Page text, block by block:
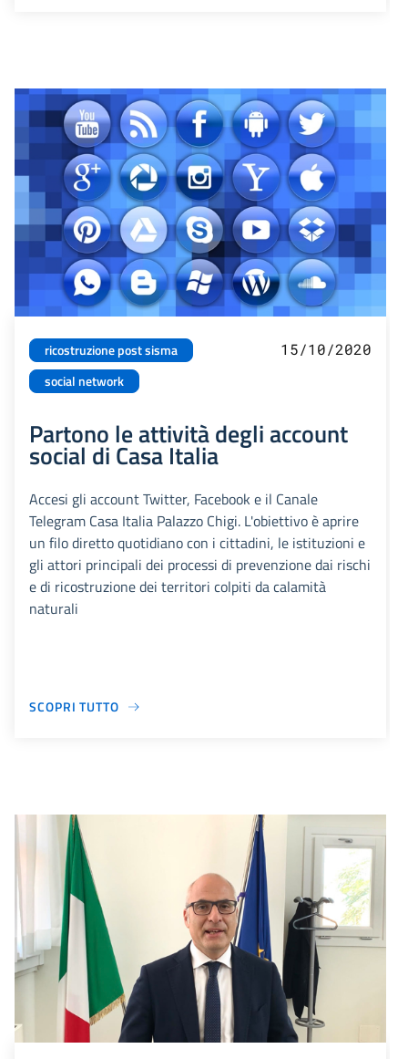
ricostruzione post sisma
social network
15/10/2020
Partono le attività degli account
social di Casa Italia
Accesi gli account Twitter, Facebook e il Canale
Telegram Casa Italia Palazzo Chigi. L'obiettivo è aprire
un filo diretto quotidiano con i cittadini, le istituzioni e
gli attori principali dei processi di prevenzione dai rischi
e di ricostruzione dei territori colpiti da calamità
naturali
SCOPRI TUTTO